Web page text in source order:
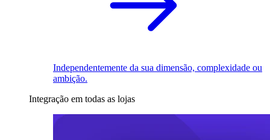
Independentemente da sua dimensão, complexidade ou
ambição.
Integração em todas as lojas